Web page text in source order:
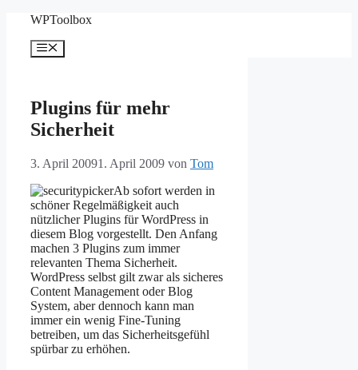
springen
WPToolbox
Menü
Plugins für mehr
Sicherheit
3. April 20091. April 2009 von Tom
Ab sofort werden in
schöner Regelmäßigkeit auch
nützlicher Plugins für WordPress in
diesem Blog vorgestellt. Den Anfang
machen 3 Plugins zum immer
relevanten Thema Sicherheit.
WordPress selbst gilt zwar als sicheres
Content Management oder Blog
System, aber dennoch kann man
immer ein wenig Fine-Tuning
betreiben, um das Sicherheitsgefühl
spürbar zu erhöhen.